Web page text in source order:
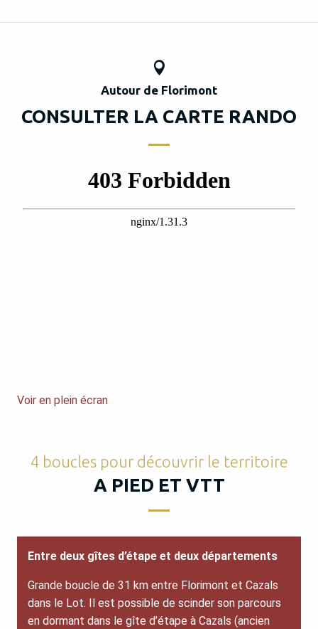
Autour de Florimont
CONSULTER LA CARTE RANDO
Voir en plein écran
4 boucles pour découvrir le territoire
A PIED ET VTT
Entre deux gîtes d’étape et deux départements
Grande boucle de 31 km entre Florimont et Cazals
dans le Lot. Il est possible de scinder son parcours
en dormant dans le gîte d’étape à Cazals (ancien